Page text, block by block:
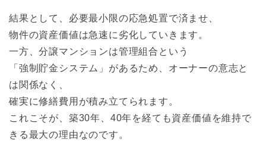
結果として、必要最小限の応急処置で済ませ、
物件の資産価値は急速に劣化していきます。
一方、分譲マンションは管理組合という
「強制貯金システム」があるため、オーナーの意志と
は関係なく、
確実に修繕費用が積み立てられます。
これこそが、築30年、40年を経ても資産価値を維持で
きる最大の理由なのです。